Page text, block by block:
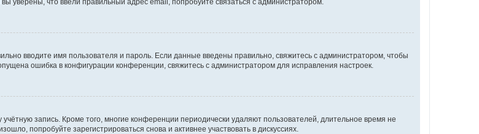
вводите имя пользователя и пароль. Если данные введены правильно, свяжитесь с администратором, чтобы
ошибка в конфигурации конференции, свяжитесь с администратором для исправления настроек.
запись. Кроме того, многие конференции периодически удаляют пользователей, длительное время не
попробуйте зарегистрироваться снова и активнее участвовать в дискуссиях.